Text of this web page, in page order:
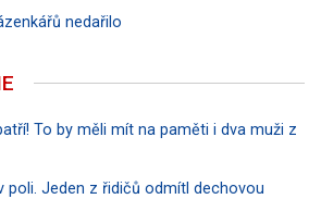
nedařilo
To by měli mít na paměti i dva muži z
poli. Jeden z řidičů odmítl dechovou